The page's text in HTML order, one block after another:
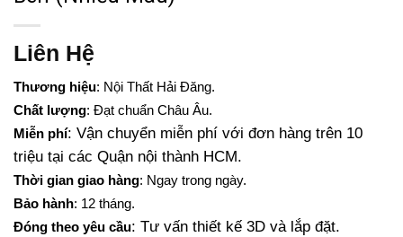
Liên Hệ
Thương hiệu: Nội Thất Hải Đăng.
Chất lượng: Đạt chuẩn Châu Âu.
Miễn phí: Vận chuyển miễn phí với đơn hàng trên 10
triệu tại các Quận nội thành HCM.
Thời gian giao hàng: Ngay trong ngày.
Bảo hành: 12 tháng.
Đóng theo yêu cầu: Tư vấn thiết kế 3D và lắp đặt.